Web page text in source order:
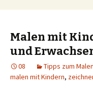
Malen mit
und
08 Tipps zum Malen
malen mit Kindern,